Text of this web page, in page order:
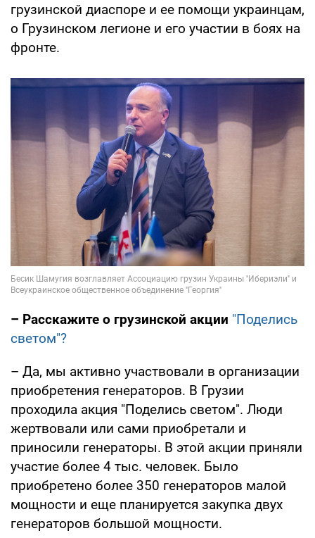
грузинской диаспоре и ее помощи украинцам,
о Грузинском легионе и его участии в боях на
фронте.
– Расскажите о грузинской акции "Поделись
светом"?
– Да, мы активно участвовали в организации
приобретения генераторов. В Грузии
проходила акция "Поделись светом". Люди
жертвовали или сами приобретали и
приносили генераторы. В этой акции приняли
участие более 4 тыс. человек. Было
приобретено более 350 генераторов малой
мощности и еще планируется закупка двух
генераторов большой мощности.